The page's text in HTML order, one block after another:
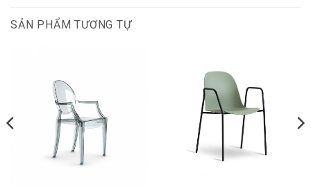
SẢN PHẨM TƯƠNG TỰ